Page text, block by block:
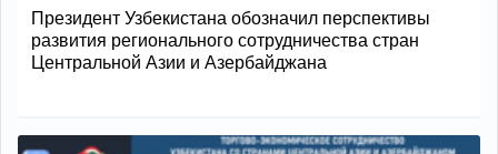
Президент Узбекистана обозначил перспективы
развития регионального сотрудничества стран
Центральной Азии и Азербайджана